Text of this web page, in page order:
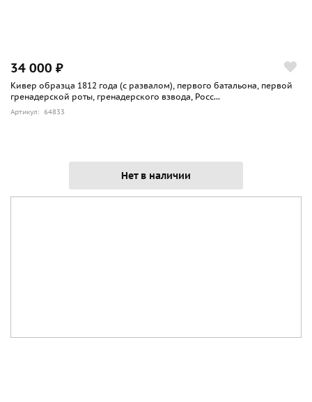
34 000 ₽
Кивер образца 1812 года (с развалом), первого батальона, первой
гренадерской роты, гренадерского взвода, Росс...
Артикул: 64833
Нет в наличии